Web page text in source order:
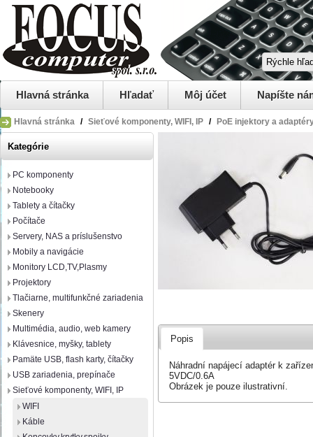
Hlavná stránka Hľadať Môj účet Napíšte
Hlavná stránka / Sieťové komponenty, WIFI, IP / PoE injektory a
Kategórie
PC komponenty
Notebooky
Tablety a čítačky
Počítače
Servery, NAS a príslušenstvo
Mobily a navigácie
Monitory LCD,TV,Plasmy
Projektory
Tlačiarne, multifunkčné zariadenia
Skenery
Multimédia, audio, web kamery
Klávesnice, myšky, tablety
Pamäte USB, flash karty, čítačky
USB zariadenia, prepínače
Sieťové komponenty, WIFI, IP
WIFI
Káble
Popis
Náhradní napájecí adaptér k
5VDC/0.6A
Obrázek je pouze ilustrativní.